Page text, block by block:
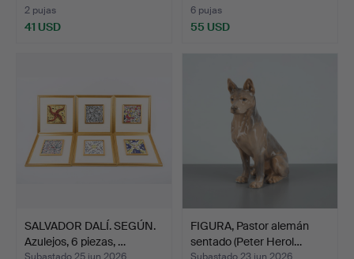
2 pujas
41 USD
6 pujas
55 USD
SALVADOR DALÍ. SEGÚN.
Azulejos, 6 piezas, …
Subastado 25 jun 2026
FIGURA, Pastor alemán
sentado (Peter Herol…
Subastado 23 jun 2026